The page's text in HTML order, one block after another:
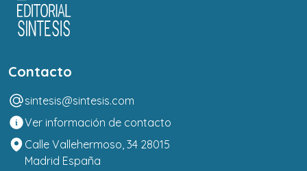
Contacto
sintesis@sintesis.com
Ver información de contacto
Calle Vallehermoso, 34 28015
Madrid España